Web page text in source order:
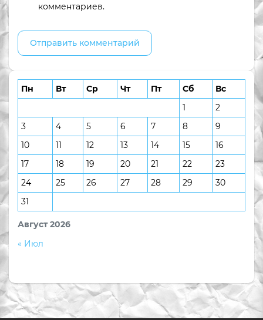
комментариев.
Август 2026
Пн Вт Ср Чт Пт Сб
Вс
1
2
3
4 5 6 7 8
9
10
11 12 13 14 15
16
17
18 19 20 21 22
23
24
25 26 27 28 29
30
31
« Июл